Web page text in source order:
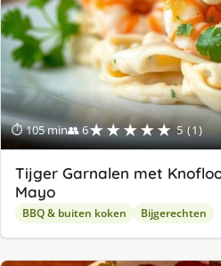
⏱ 105 min👥 6★★★★★ 5 (1)
Tijger Garnalen met
Mayo
BBQ & buiten koken Bijgerechten